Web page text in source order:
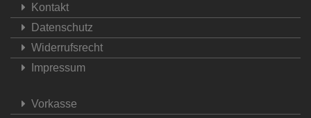
Kontakt
Datenschutz
Widerrufsrecht
Impressum
Vorkasse